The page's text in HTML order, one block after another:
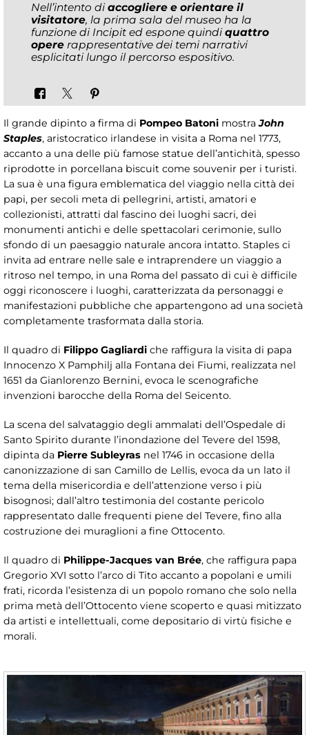
Nell’intento di accogliere e orientare il
visitatore, la prima sala del museo ha la
funzione di Incipit ed espone quindi quattro
opere rappresentative dei temi narrativi
esplicitati lungo il percorso espositivo.
Il grande dipinto a firma di Pompeo Batoni mostraJohn
Staples, aristocratico irlandese in visita a Roma nel 1773,
accanto a una delle più famose statue dell’antichità, spesso
riprodotte in porcellana biscuit come souvenir per i turisti.
La sua è una figura emblematica del viaggio nella città dei
papi, per secoli meta di pellegrini, artisti, amatori e
collezionisti, attratti dal fascino dei luoghi sacri, dei
monumenti antichi e delle spettacolari cerimonie, sullo
sfondo di un paesaggio naturale ancora intatto. Staples ci
invita ad entrare nelle sale e intraprendere un viaggio a
ritroso nel tempo, in una Roma del passato di cui è difficile
oggi riconoscere i luoghi, caratterizzata da personaggi e
manifestazioni pubbliche che appartengono ad una società
completamente trasformata dalla storia.
Il quadro di Filippo Gagliardi che raffigura la visita di papa
Innocenzo X Pamphilj alla Fontana dei Fiumi, realizzata nel
1651 da Gianlorenzo Bernini, evoca le scenografiche
invenzioni barocche della Roma del Seicento.
La scena del salvataggio degli ammalati dell’Ospedale di
Santo Spirito durante l’inondazione del Tevere del 1598,
dipinta da Pierre Subleyras nel 1746 in occasione della
canonizzazione di san Camillo de Lellis, evoca da un lato il
tema della misericordia e dell’attenzione verso i più
bisognosi; dall’altro testimonia del costante pericolo
rappresentato dalle frequenti piene del Tevere, fino alla
costruzione dei muraglioni a fine Ottocento.
Il quadro di Philippe-Jacques van Brée, che raffigura papa
Gregorio XVI sotto l’arco di Tito accanto a popolani e umili
frati, ricorda l’esistenza di un popolo romano che solo nella
prima metà dell’Ottocento viene scoperto e quasi mitizzato
da artisti e intellettuali, come depositario di virtù fisiche e
morali.